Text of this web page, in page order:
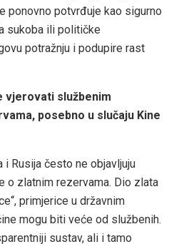
ponovno potvrđuje kao sigurno
sukoba ili političke
potražnju i podupire rast
vjerovati službenim
posebno u slučaju Kine
i Rusija često ne objavljuju
o zlatnim rezervama. Dio zlata
primjerice u državnim
mogu biti veće od službenih.
sustav, ali i tamo